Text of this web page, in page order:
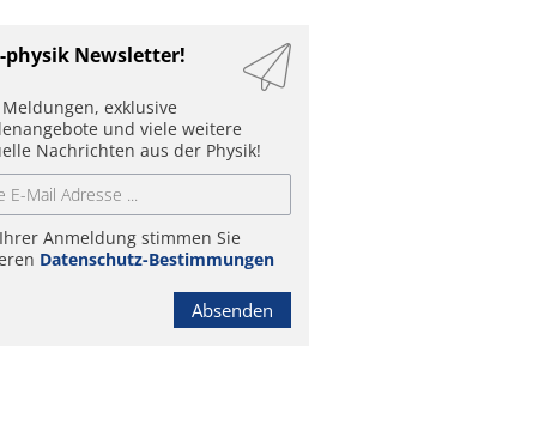
physik Newsletter!
exklusive
und viele weitere
Nachrichten aus der Physik!
Anmeldung stimmen Sie
Datenschutz-Bestimmungen
Absenden